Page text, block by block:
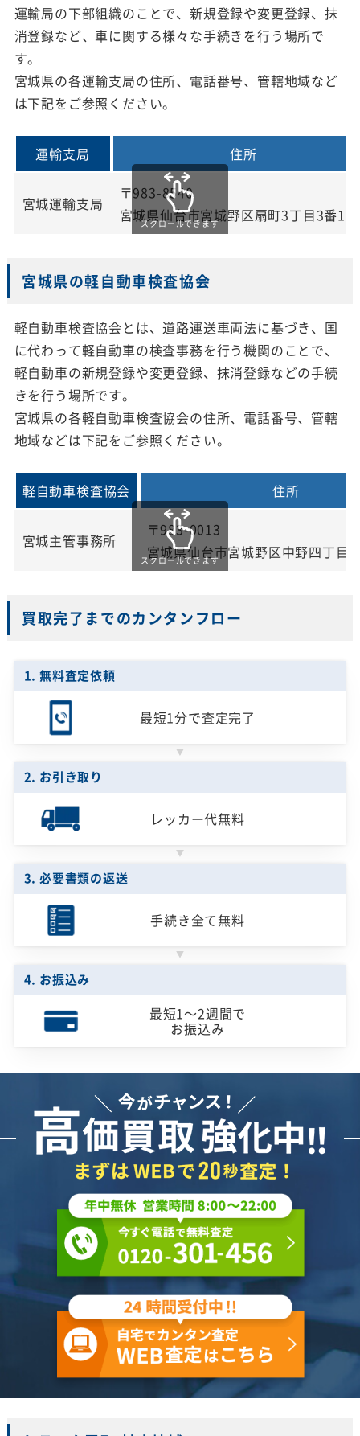
運輸局の下部組織のことで、新規登録や変更登録、抹
消登録など、車に関する様々な手続きを行う場所で
す。
宮城県の各運輸支局の住所、電話番号、管轄地域など
は下記をご参照ください。
運輸支局 住所
宮城運輸支局
〒983-8540
宮城県仙台市宮城野区扇町3丁目3番15
スクロールできます
宮城県の軽自動車検査協会
軽自動車検査協会とは、道路運送車両法に基づき、国
に代わって軽自動車の検査事務を行う機関のことで、
軽自動車の新規登録や変更登録、抹消登録などの手続
きを行う場所です。
宮城県の各軽自動車検査協会の住所、電話番号、管轄
地域などは下記をご参照ください。
軽自動車検査協会 住所
宮城主管事務所
〒983-0013
宮城県仙台市宮城野区中野四丁目
スクロールできます
買取完了までのカンタンフロー
1. 無料査定依頼
最短1分で査定完了
2. お引き取り
レッカー代無料
3. 必要書類の返送
手続き全て無料
4. お振込み
最短1～2週間で
お振込み